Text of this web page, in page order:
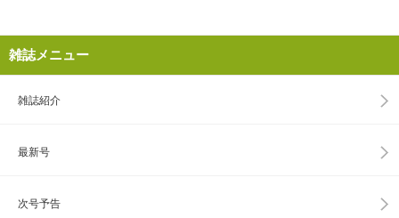
雑誌メニュー
雑誌紹介
最新号
次号予告